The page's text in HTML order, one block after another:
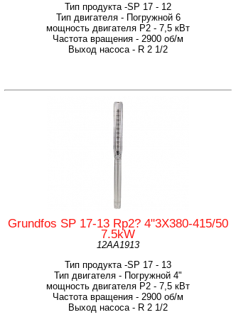
Тип продукта -SP 17 - 12
Тип двигателя - Погружной 6
мощность двигателя Р2 - 7,5 кВт
Частота вращения - 2900 об/м
Выход насоса - R 2 1/2
Grundfos SP 17-13 Rp2? 4"3X380-415/50
7.5kW
12AA1913
Тип продукта -SP 17 - 13
Тип двигателя - Погружной 4"
мощность двигателя Р2 - 7,5 кВт
Частота вращения - 2900 об/м
Выход насоса - R 2 1/2